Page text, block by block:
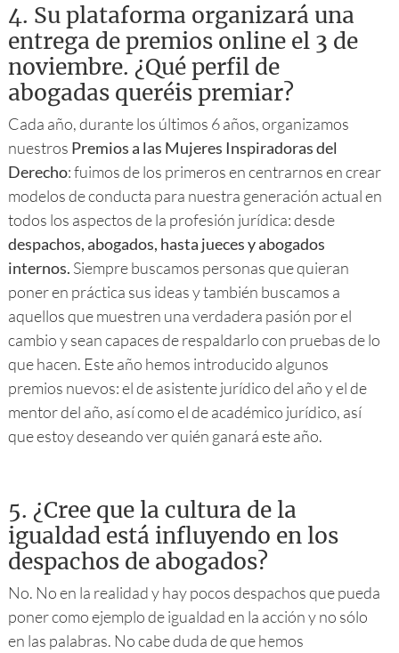
4. Su plataforma organizará una
entrega de premios online el 3 de
noviembre. ¿Qué perfil de
abogadas queréis premiar?
Cada año, durante los últimos 6 años, organizamos
nuestros Premios a las Mujeres Inspiradoras del
Derecho: fuimos de los primeros en centrarnos en crear
modelos de conducta para nuestra generación actual en
todos los aspectos de la profesión jurídica: desde
despachos, abogados, hasta jueces y abogados
internos. Siempre buscamos personas que quieran
poner en práctica sus ideas y también buscamos a
aquellos que muestren una verdadera pasión por el
cambio y sean capaces de respaldarlo con pruebas de lo
que hacen. Este año hemos introducido algunos
premios nuevos: el de asistente jurídico del año y el de
mentor del año, así como el de académico jurídico, así
que estoy deseando ver quién ganará este año.
5. ¿Cree que la cultura de la
igualdad está influyendo en los
despachos de abogados?
No. No en la realidad y hay pocos despachos que pueda
poner como ejemplo de igualdad en la acción y no sólo
en las palabras. No cabe duda de que hemos